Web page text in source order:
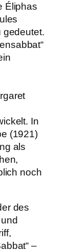
Éliphas
gedeutet.
In
(1921)
als
noch
des
–